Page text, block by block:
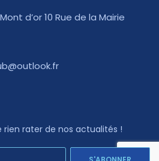
d’or 10 Rue de la Mairie
rien rater de nos actualités !